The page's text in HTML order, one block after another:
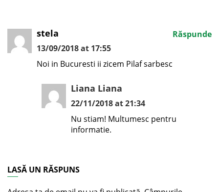
stela
13/09/2018 at 17:55
Noi in Bucuresti ii zicem Pilaf sarbesc
Răspunde
Liana Liana
22/11/2018 at 21:34
Nu stiam! Multumesc pentru
informatie.
LASĂ UN RĂSPUNS